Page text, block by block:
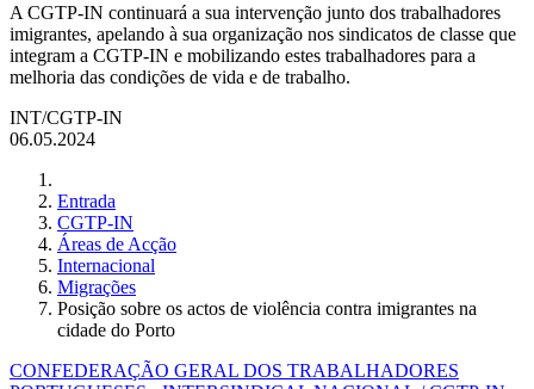
A CGTP-IN continuará a sua intervenção junto dos trabalhadores
imigrantes, apelando à sua organização nos sindicatos de classe que
integram a CGTP-IN e mobilizando estes trabalhadores para a
melhoria das condições de vida e de trabalho.
INT/CGTP-IN
06.05.2024
Entrada
CGTP-IN
Áreas de Acção
Internacional
Migrações
Posição sobre os actos de violência contra imigrantes na
cidade do Porto
CONFEDERAÇÃO GERAL DOS TRABALHADORES